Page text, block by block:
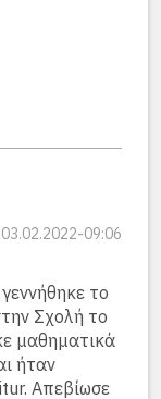
03.02.2022-09:06
το
Σχολή το
μαθηματικά
ήταν
Απεβίωσε